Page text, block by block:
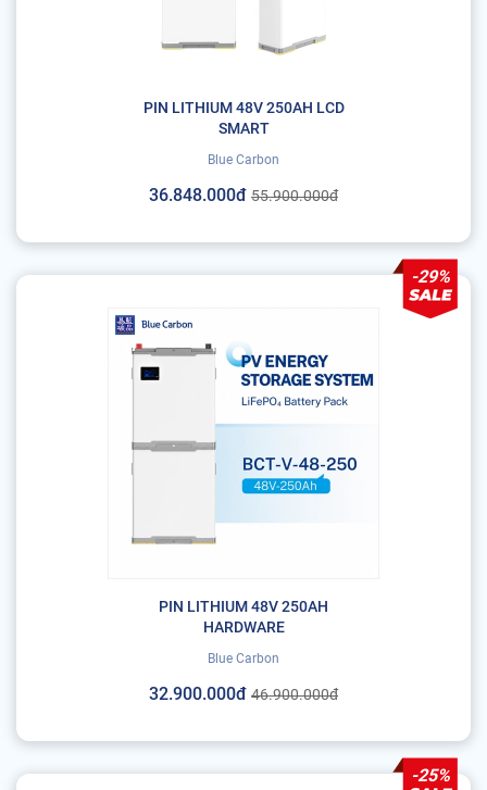
PIN LITHIUM 48V 250AH LCD
SMART
Blue Carbon
36.848.000đ 55.900.000đ
-29%
PIN LITHIUM 48V 250AH
HARDWARE
Blue Carbon
32.900.000đ 46.900.000đ
-25%